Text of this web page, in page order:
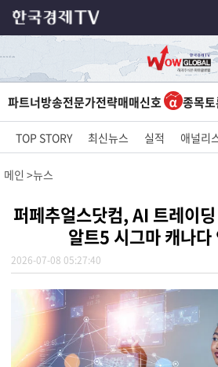
파트너방송전문가전략매매신호 종목
TOP STORY 최신뉴스 실적 애널리
메인 뉴스
퍼페추얼스닷컴, AI 트레이
알트5 시그마 캐나다
2026-07-08 05:27:40